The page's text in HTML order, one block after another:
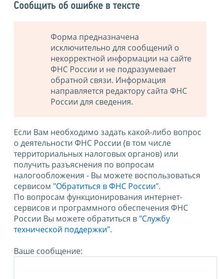
Сообщить об ошибке в тексте
Форма предназначена
исключительно для сообщений о
некорректной информации на сайте
ФНС России и не подразумевает
обратной связи. Информация
направляется редактору сайта ФНС
России для сведения.
Если Вам необходимо задать какой-либо вопрос
о деятельности ФНС России (в том числе
территориальных налоговых органов) или
получить разъяснения по вопросам
налогообложения - Вы можете воспользоваться
сервисом "Обратиться в ФНС России".
По вопросам функционирования интернет-
сервисов и программного обеспечения ФНС
России Вы можете обратиться в "Службу
технической поддержки".
Ваше сообщение: